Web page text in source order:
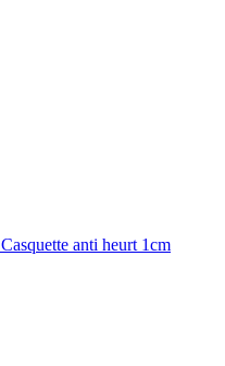
Casquette anti heurt 1cm